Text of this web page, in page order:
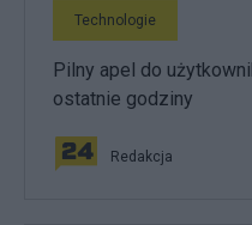
Technologie
Pilny apel do
ostatnie godziny
Redakcja